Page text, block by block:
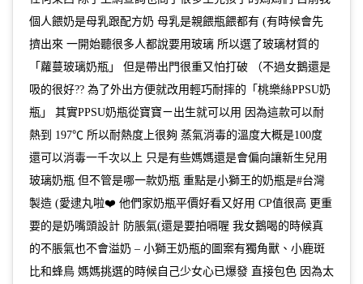
個人餵奶是母乳跟配方奶 母乳是親餵瓶餵都有 (有時候會先
擠出來 一開始聽很多人都說要用玻璃 所以選了玻璃材質的
「蘿蔓玻璃奶瓶」 但是帶出門很重又怕打破 （不過女鵝還是
吸的很好?? 為了外出方便就改用輕巧耐摔的「桃樂絲PPSU奶
瓶」 其實PPSU奶瓶從寶寶ㄧ出生就可以用 因為這款可以耐
熱到 197℃ 所以耐熱度上很夠 蒸氣消毒的溫度大概是100度
還可以消毒一千次以上 只是有些媽媽還是會偏向讓新生兒用
玻璃奶瓶 但不管是哪一款奶瓶 重點是小獅王的奶瓶是#台灣
製造 (愛逮丸啦❤️ 他們家奶瓶平價好看又好用 CP值很高 更重
要的是奶嘴頭設計 防脹氣(還是要拍嗝喔 我女鵝喝的時候真
的不脹氣也不會溢奶 – 小獅王奶瓶的圖案有獨角獸、小鹿斑
比和蜂鳥 媽媽挑選的時候自己少女心已爆發 直接包色 因為太